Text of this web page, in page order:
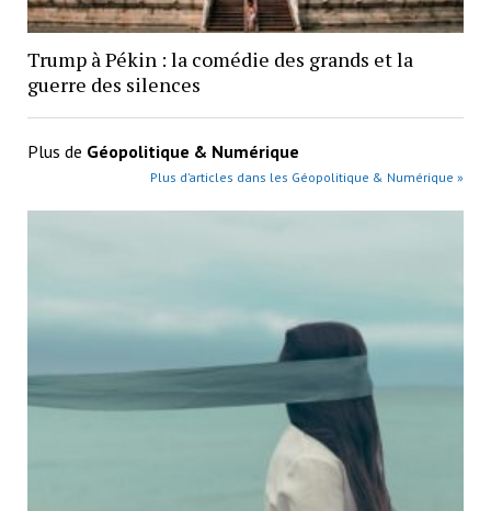
Trump à Pékin : la comédie des grands et la
guerre des silences
Plus de Géopolitique & Numérique
Plus d’articles dans les Géopolitique & Numérique »